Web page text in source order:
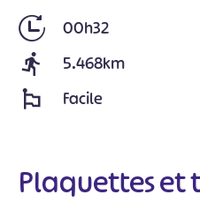
00h32
5.468km
Facile
Plaquettes et